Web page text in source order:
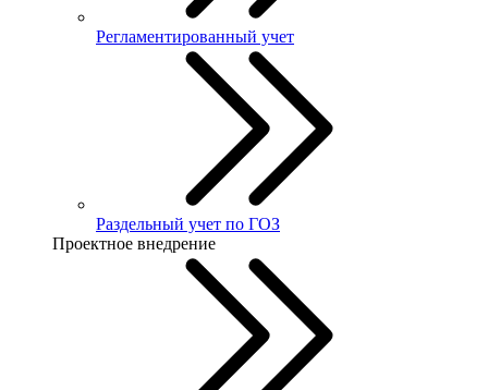
Регламентированный учет
Раздельный учет по ГОЗ
Проектное внедрение